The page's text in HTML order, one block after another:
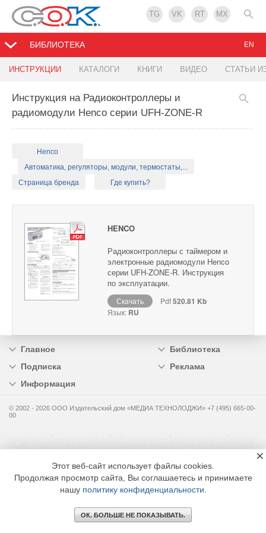
TG VK RT MX
БИБЛИОТЕКА
ИНСТРУКЦИИ КАТАЛОГИ КНИГИ ВИДЕО СТАТЬИ
EN
Инструкция на Радиоконтроллеры и
радиомодули Henco серии UFH-ZONE-R
Henco
Автоматика, регуляторы, модули, термостаты,...
Страница бренда
Где купить?
HENCO
Радиоконтроллеры с таймером и
электронные радиомодули Henco
серии UFH-ZONE-R. Инструкция
по эксплуатации.
Скачать Pdf520.81 Kb
Язык: RU
Главное
Библиотека
Подписка
Реклама
Информация
© 2002 - 2026 OOO Издательский дом «МЕДИА ТЕХНОЛОДЖИ» +7 (495) 665-00-
00
Этот веб-сайт использует файлы cookies.
Продолжая просмотр сайта, Вы соглашаетесь и принимаете
нашу политику конфиденциальности
ОК. БОЛЬШЕ НЕ ПОКАЗЫВАТЬ.
×